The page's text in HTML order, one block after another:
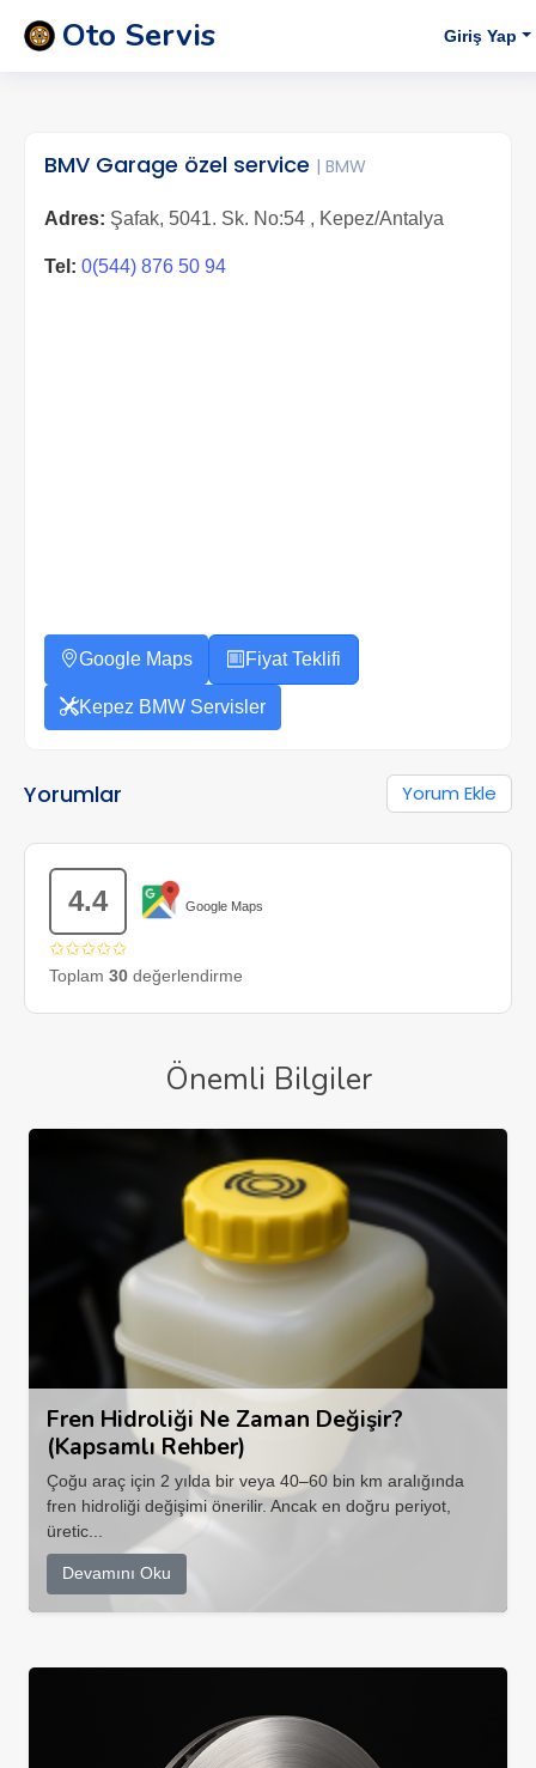
Oto Servis Giriş Yap
BMV Garage özel service | BMW
Adres: Şafak, 5041. Sk. No:54 , Kepez/Antalya
Tel: 0(544) 876 50 94
Google Maps Fiyat Teklifi
Kepez BMW Servisler
Yorumlar Yorum Ekle
4.4 Google Maps
✩✩✩✩✩
Toplam 30 değerlendirme
Önemli Bilgiler
Fren Hidroliği Ne Zaman Değişir?
(Kapsamlı Rehber)
Çoğu araç için 2 yılda bir veya 40–60 bin km aralığında
fren hidroliği değişimi önerilir. Ancak en doğru periyot,
üretic...
Devamını Oku